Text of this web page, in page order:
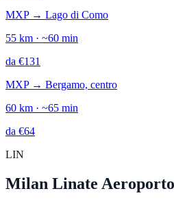
MXP→ Lago di Como
55 km · ~60 min
da €131
MXP→ Bergamo, centro
60 km · ~65 min
da €64
LIN
Milan Linate Aeroporto